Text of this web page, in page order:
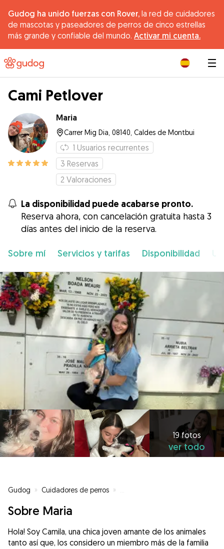
Gudog ha unido fuerzas con Rover, la red de cuidadores
de mascotas y paseadores de perros de cinco estrellas
más grande y confiable del mundo. Activar mi cuenta.
Cami Petlover
Maria
Carrer Mig Dia, 08140, Caldes de Montbui
1 Usuarios recurrentes
3 Reservas
2 Valoraciones
La disponibilidad puede acabarse pronto.
Reserva ahora, con cancelación gratuita hasta 3
días antes del inicio de la reserva.
Sobre mí Servicios y tarifas Disponibilidad
19 fotos
ver todo
Gudog » Cuidadores de perros »
Sobre Maria
Hola! Soy Camila, una chica joven amante de los animales
tanto así que, los considero un miembro más de la familia